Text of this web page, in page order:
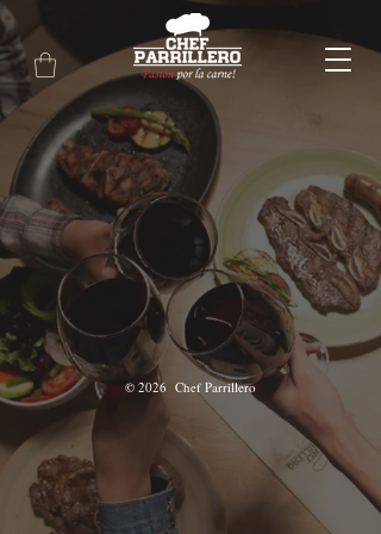
© 2026 Chef Parrillero